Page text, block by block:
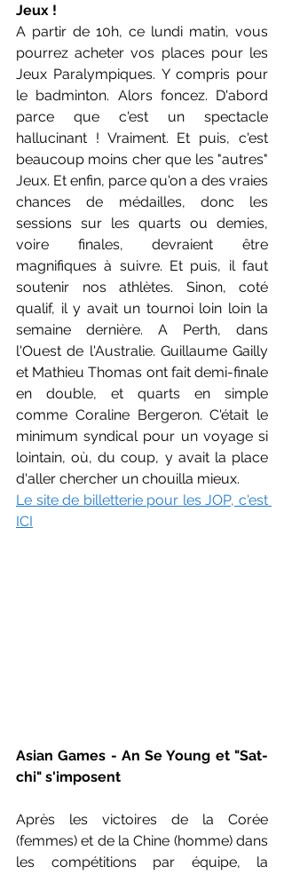
Jeux !
A partir de 10h, ce lundi matin, vous
pourrez acheter vos places pour les
Jeux Paralympiques. Y compris pour
le badminton. Alors foncez. D'abord
parce que c'est un spectacle
hallucinant ! Vraiment. Et puis, c'est
beaucoup moins cher que les "autres"
Jeux. Et enfin, parce qu'on a des vraies
chances de médailles, donc les
sessions sur les quarts ou demies,
voire finales, devraient être
magnifiques à suivre. Et puis, il faut
soutenir nos athlètes. Sinon, coté
qualif, il y avait un tournoi loin loin la
semaine dernière. A Perth, dans
l'Ouest de l'Australie. Guillaume Gailly
et Mathieu Thomas ont fait demi-finale
en double, et quarts en simple
comme Coraline Bergeron. C'était le
minimum syndical pour un voyage si
lointain, où, du coup, y avait la place
d'aller chercher un chouilla mieux.
Le site de billetterie pour les JOP, c'est
ICI
Asian Games - An Se Young et "Sat-
chi" s'imposent
Après les victoires de la Corée
(femmes) et de la Chine (homme) dans
les compétitions par équipe, la